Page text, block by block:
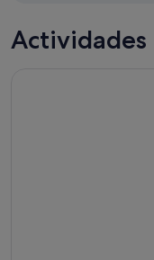
ago
Actividades